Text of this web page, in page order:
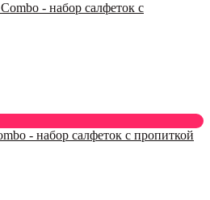
- набор салфеток с пропиткой